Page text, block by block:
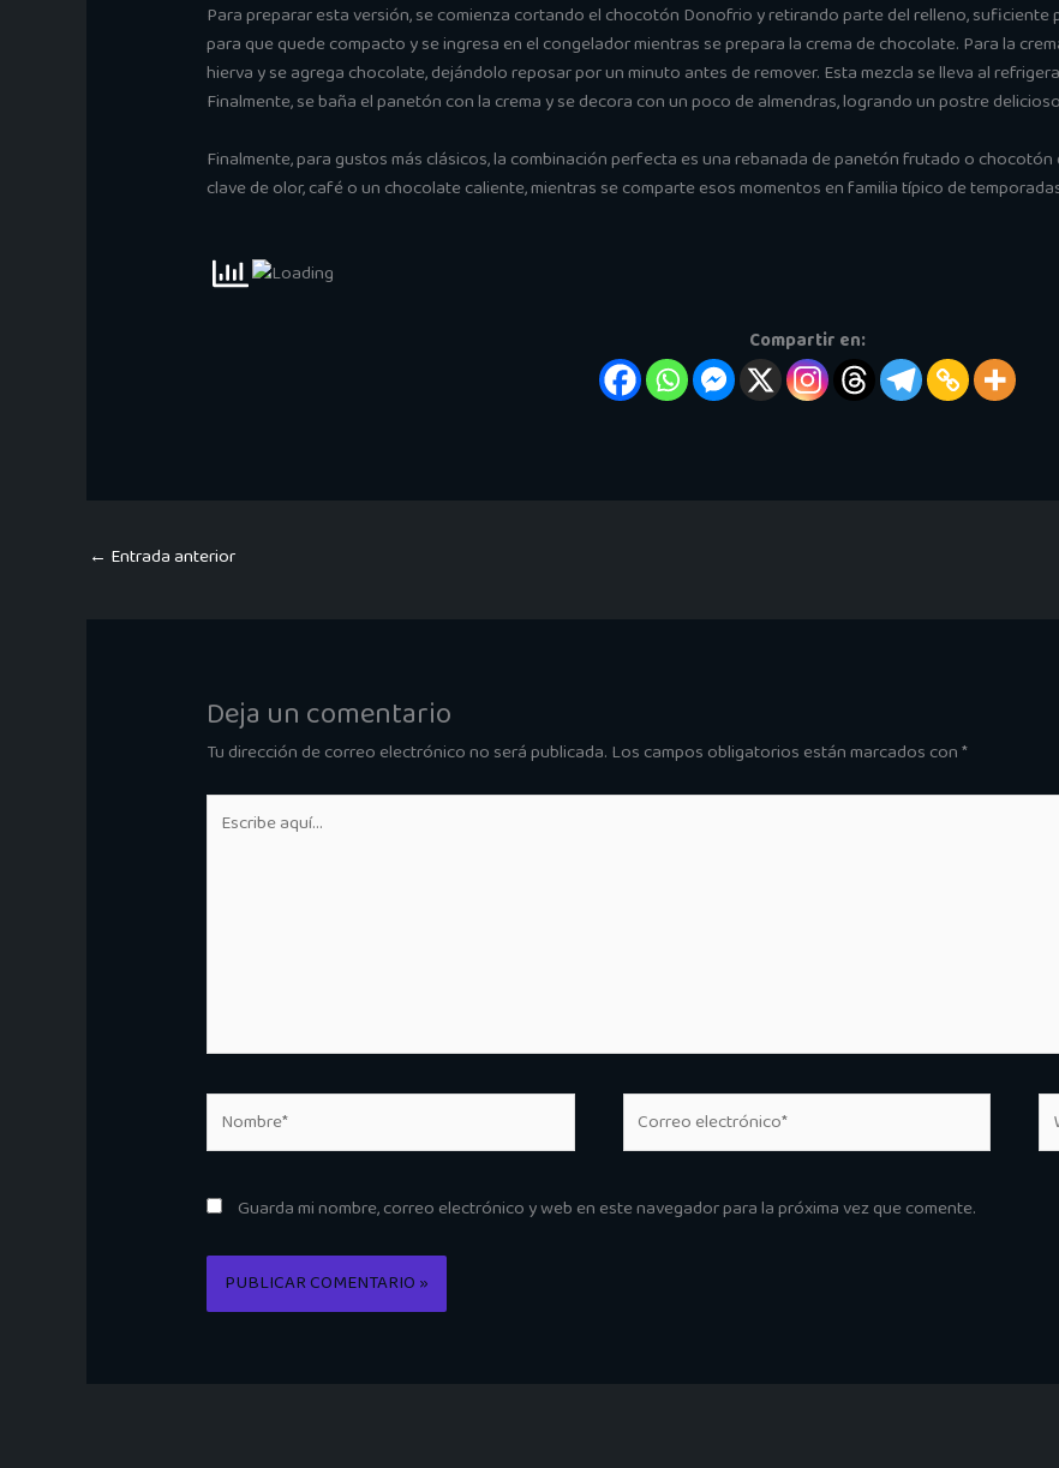
Para preparar esta versión, se comienza cortando el chocotón Donofrio y retirando parte del relleno, suficiente
para que quede compacto y se ingresa en el congelador mientras se prepara la crema de chocolate. Para la
hierva y se agrega chocolate, dejándolo reposar por un minuto antes de remover. Esta mezcla se lleva al
Finalmente, se baña el panetón con la crema y se decora con un poco de almendras, logrando un postre
Finalmente, para gustos más clásicos, la combinación perfecta es una rebanada de panetón frutado o
clave de olor, café o un chocolate caliente, mientras se comparte esos momentos en familia típico de
Compartir en:
← Entrada anterior
Deja un comentario
Tu dirección de correo electrónico no será publicada. Los campos obligatorios están marcados con*
aquí...
electrónico*
Guarda mi nombre, correo electrónico y web en este navegador para la próxima vez que comente.